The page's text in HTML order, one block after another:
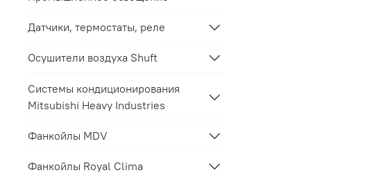
Датчики, термостаты, реле
Осушители воздуха Shuft
Системы кондиционирования
Mitsubishi Heavy Industries
Фанкойлы MDV
Фанкойлы Royal Clima